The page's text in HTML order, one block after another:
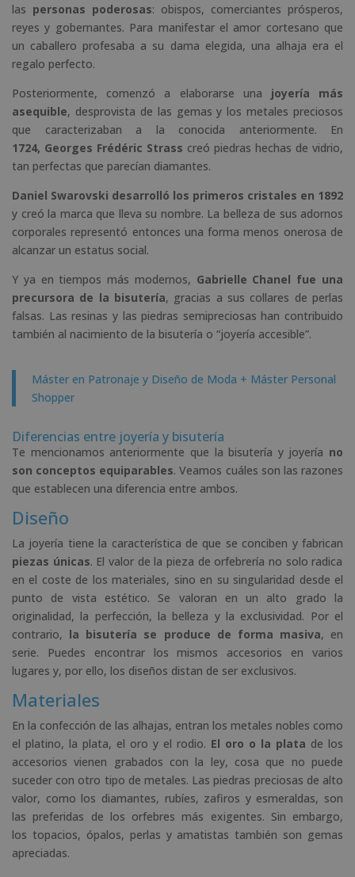
las personas poderosas: obispos, comerciantes prósperos,
reyes y gobernantes. Para manifestar el amor cortesano que
un caballero profesaba a su dama elegida, una alhaja era el
regalo perfecto.
Posteriormente, comenzó a elaborarse una joyería más
asequible, desprovista de las gemas y los metales preciosos
que caracterizaban a la conocida anteriormente. En
1724, Georges Frédéric Strass creó piedras hechas de vidrio,
tan perfectas que parecían diamantes.
Daniel Swarovski desarrolló los primeros cristales en 1892
y creó la marca que lleva su nombre. La belleza de sus adornos
corporales representó entonces una forma menos onerosa de
alcanzar un estatus social.
Y ya en tiempos más modernos, Gabrielle Chanel fue una
precursora de la bisutería, gracias a sus collares de perlas
falsas. Las resinas y las piedras semipreciosas han contribuido
también al nacimiento de la bisutería o “joyería accesible”.
Máster en Patronaje y Diseño de Moda + Máster Personal
Shopper
Diferencias entre joyería y bisutería
Te mencionamos anteriormente que la bisutería y joyería no
son conceptos equiparables. Veamos cuáles son las razones
que establecen una diferencia entre ambos.
Diseño
La joyería tiene la característica de que se conciben y fabrican
piezas únicas. El valor de la pieza de orfebrería no solo radica
en el coste de los materiales, sino en su singularidad desde el
punto de vista estético. Se valoran en un alto grado la
originalidad, la perfección, la belleza y la exclusividad. Por el
contrario, la bisutería se produce de forma masiva, en
serie. Puedes encontrar los mismos accesorios en varios
lugares y, por ello, los diseños distan de ser exclusivos.
Materiales
En la confección de las alhajas, entran los metales nobles como
el platino, la plata, el oro y el rodio. El oro o la plata de los
accesorios vienen grabados con la ley, cosa que no puede
suceder con otro tipo de metales. Las piedras preciosas de alto
valor, como los diamantes, rubíes, zafiros y esmeraldas, son
las preferidas de los orfebres más exigentes. Sin embargo,
los topacios, ópalos, perlas y amatistas también son gemas
apreciadas.